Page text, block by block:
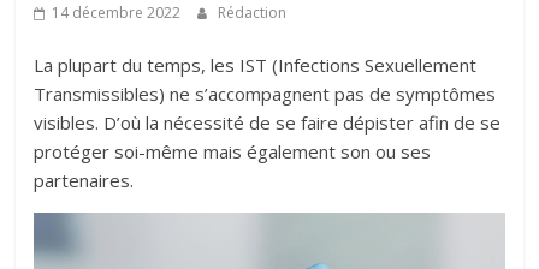
famille14 décembre 2022 Rédaction
La plupart du temps, les IST (Infections Sexuellement
Transmissibles) ne s’accompagnent pas de symptômes
visibles. D’où la nécessité de se faire dépister afin de se
protéger soi-même mais également son ou ses
partenaires.